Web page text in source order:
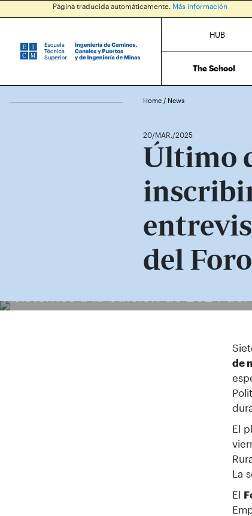
Página traducida automáticamente. Más información
HUB
The School
Home / News
20/MAR./2025
Último
del
de
El
La
El